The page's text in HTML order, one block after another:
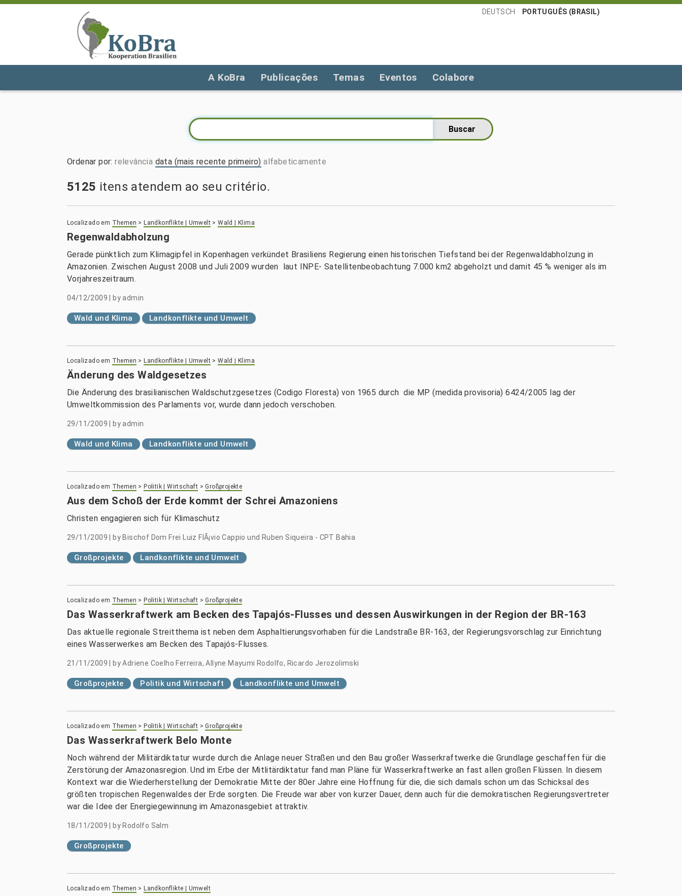
DEUTSCH PORTUGUÊS (BRASIL)
A KoBra Publicações Temas Eventos Colabore
Ordenar por:relevância data (mais recente primeiro) alfabeticamente
5125 itens atendem ao seu critério.
Localizado em Themen > Landkonflikte | Umwelt >Wald | Klima
Regenwaldabholzung
Gerade pünktlich zum Klimagipfel in Kopenhagen verkündet Brasiliens Regierung einen historischen Tiefstand bei der Regenwaldabholzung in
Amazonien. Zwischen August 2008 und Juli 2009 wurden laut INPE- Satellitenbeobachtung 7.000 km2 abgeholzt und damit 45 % weniger als im
Vorjahreszeitraum.
04/12/2009 byadmin
Wald und Klima Landkonflikte und Umwelt
Localizado em Themen > Landkonflikte | Umwelt >Wald | Klima
Änderung des Waldgesetzes
Die Änderung des brasilianischen Waldschutzgesetzes (Codigo Floresta) von 1965 durch die MP (medida provisoria) 6424/2005 lag der
Umweltkommission des Parlaments vor, wurde dann jedoch verschoben.
29/11/2009 byadmin
Wald und Klima Landkonflikte und Umwelt
Localizado em Themen > Politik | Wirtschaft >Großprojekte
Aus dem Schoß der Erde kommt der Schrei Amazoniens
Christen engagieren sich für Klimaschutz
29/11/2009 by Bischof Dom Frei Luiz FlÃ¡vio Cappio und Ruben Siqueira - CPT Bahia
Großprojekte Landkonflikte und Umwelt
Localizado em Themen > Politik | Wirtschaft >Großprojekte
Das Wasserkraftwerk am Becken des Tapajós-Flusses und dessen Auswirkungen in der Region der BR-163
Das aktuelle regionale Streitthema ist neben dem Asphaltierungsvorhaben für die Landstraße BR-163, der Regierungsvorschlag zur Einrichtung
eines Wasserwerkes am Becken des Tapajós-Flusses.
21/11/2009 byAdriene Coelho Ferreira, Allyne Mayumi Rodolfo, Ricardo Jerozolimski
Großprojekte Politik und Wirtschaft Landkonflikte und Umwelt
Localizado em Themen > Politik | Wirtschaft >Großprojekte
Das Wasserkraftwerk Belo Monte
Noch während der Militärdiktatur wurde durch die Anlage neuer Straßen und den Bau großer Wasserkraftwerke die Grundlage geschaffen für die
Zerstörung der Amazonasregion. Und im Erbe der Mitlitärdiktatur fand man Pläne für Wasserkraftwerke an fast allen großen Flüssen. In diesem
Kontext war die Wiederherstellung der Demokratie Mitte der 80er Jahre eine Hoffnung für die, die sich damals schon um das Schicksal des
größten tropischen Regenwaldes der Erde sorgten. Die Freude war aber von kurzer Dauer, denn auch für die demokratischen Regierungsvertreter
war die Idee der Energiegewinnung im Amazonasgebiet attraktiv.
18/11/2009 by Rodolfo Salm
Großprojekte
Localizado em Themen > Landkonflikte | Umwelt